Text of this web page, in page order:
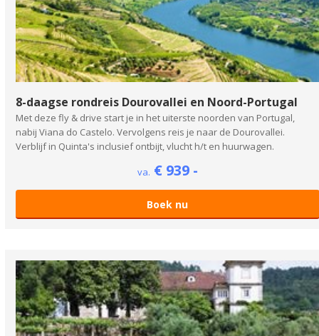
8-daagse rondreis Dourovallei en Noord-Portugal
Met deze fly & drive start je in het uiterste noorden van Portugal,
nabij Viana do Castelo. Vervolgens reis je naar de Dourovallei.
Verblijf in Quinta's inclusief ontbijt, vlucht h/t en huurwagen.
va. € 939 -
Boek nu